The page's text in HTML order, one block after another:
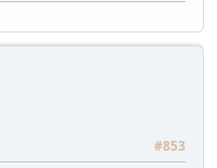
#853